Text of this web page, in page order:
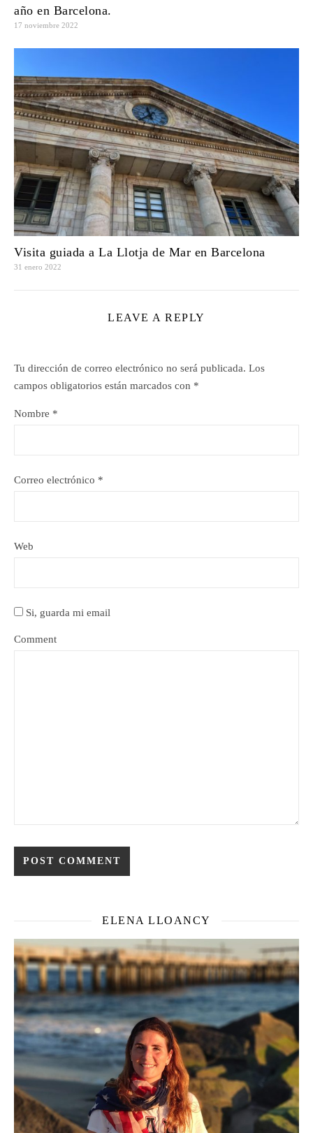
año en Barcelona.
17 noviembre 2022
Visita guiada a La Llotja de Mar en Barcelona
31 enero 2022
LEAVE A REPLY
Tu dirección de correo electrónico no será publicada. Los
campos obligatorios están marcados con *
Nombre *
Correo electrónico *
Web
Si, guarda mi email
Comment
ELENA LLOANCY